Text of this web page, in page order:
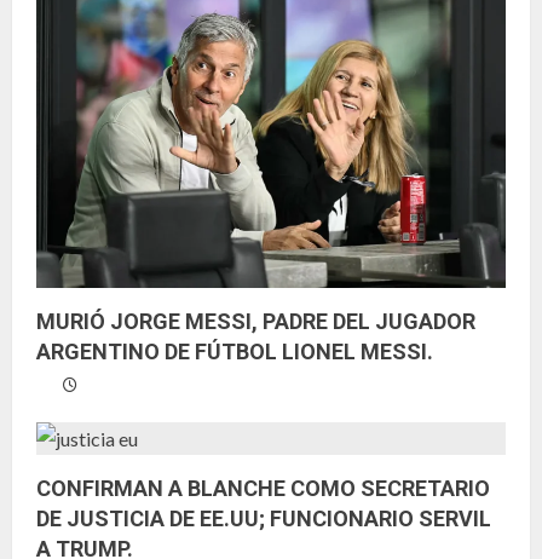
MURIÓ JORGE MESSI, PADRE DEL JUGADOR
ARGENTINO DE FÚTBOL LIONEL MESSI.
CONFIRMAN A BLANCHE COMO SECRETARIO
DE JUSTICIA DE EE.UU; FUNCIONARIO SERVIL
A TRUMP.